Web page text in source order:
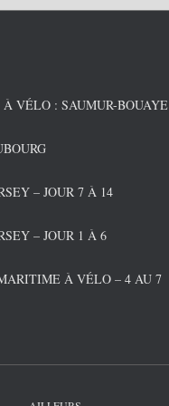
VÉLO : SAUMUR-BOUAYE
– JOUR 7 À 14
– JOUR 1 À 6
À VÉLO – 4 AU 7